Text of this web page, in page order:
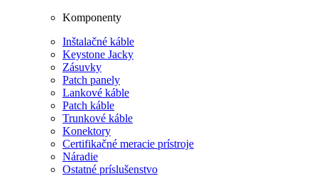
Komponenty
Inštalačné káble
Keystone Jacky
Zásuvky
Patch panely
Lankové káble
Patch káble
Trunkové káble
Konektory
Certifikačné meracie prístroje
Náradie
Ostatné príslušenstvo